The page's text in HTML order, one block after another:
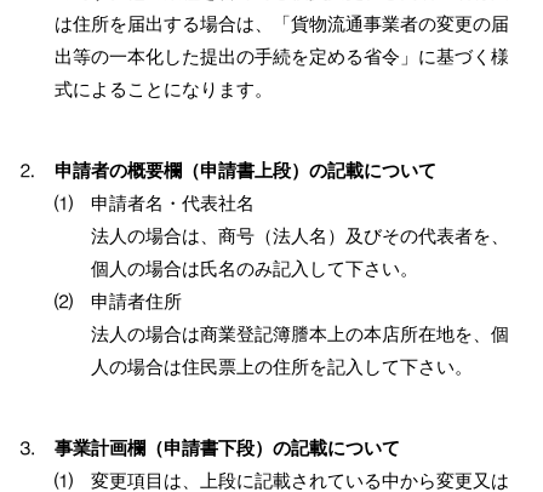
は住所を届出する場合は、「貨物流通事業者の変更の届
出等の一本化した提出の手続を定める省令」に基づく様
式によることになります。
⒉ 申請者の概要欄（申請書上段）の記載について
⑴ 申請者名・代表社名
法人の場合は、商号（法人名）及びその代表者を、
個人の場合は氏名のみ記入して下さい。
⑵ 申請者住所
法人の場合は商業登記簿謄本上の本店所在地を、個
人の場合は住民票上の住所を記入して下さい。
⒊ 事業計画欄（申請書下段）の記載について
⑴ 変更項目は、上段に記載されている中から変更又は